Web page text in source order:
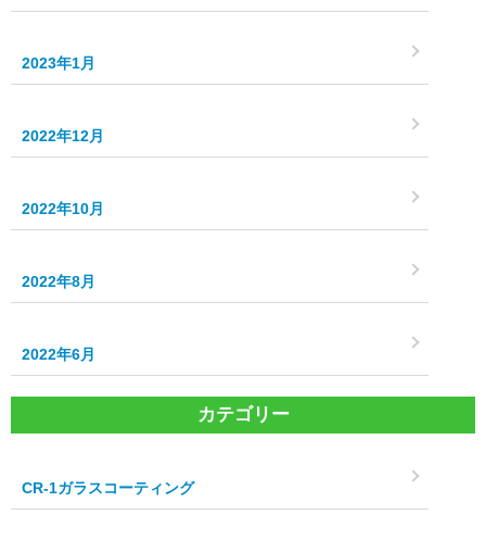
2023年1月
2022年12月
2022年10月
2022年8月
2022年6月
カテゴリー
CR-1ガラスコーティング